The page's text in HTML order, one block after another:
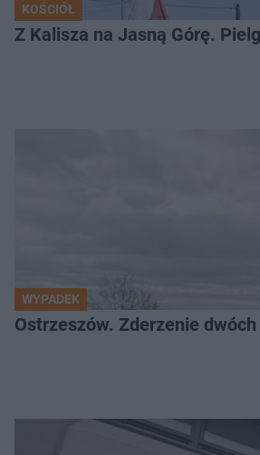
KOŚCIÓŁ
Z Kalisza na Jasną Górę.
WYPADEK
Ostrzeszów. Zderzenie